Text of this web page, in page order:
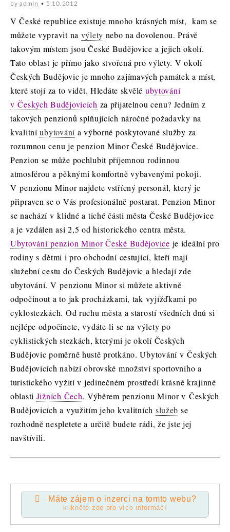
byadmin • 5.10.2012
V České republice existuje mnoho krásných míst, kam se
můžete vypravit na výlety nebo na dovolenou. Právě
takovým místem jsou České Budějovice a jejich okolí.
Tato oblast je přímo jako stvořená pro výlety. V okolí
Českých Budějovic je mnoho zajímavých památek a míst,
které stojí za to vidět. Hledáte skvělé ubytování
v Českých Budějovicích za přijatelnou cenu? Jedním z
takových penzionů splňujících náročné požadavky na
kvalitníubytovánía výborné poskytované služby za
rozumnou cenu je penzion Minor České Budějovice.
Penzion se může pochlubit příjemnou rodinnou
atmosférou a pěknými komfortně vybavenými pokoji.
V penzionu Minor najdete vstřícný personál, který je
připraven se o Vás profesionálně postarat. Penzion Minor
se nachází v klidné a tiché části města České Budějovice
a je vzdálen asi 2,5 od historického centra města.
Ubytování penzion Minor České Budějovice je ideální pro
rodiny s dětmi i pro obchodní cestující, kteří mají
služební cestu do Českých Budějovic a hledají zde
ubytování. V penzionu Minor si můžete aktivně
odpočinout a to jak procházkami, tak vyjížďkami po
cyklostezkách. Od ruchu města a starostí všedních dnů si
nejlépe odpočinete, vydáte-li se na výlety po
cyklistických stezkách, kterými je okolí Českých
Budějovic poměrně hustě protkáno. Ubytování v Českých
Budějovicích nabízí obrovské množství sportovního a
turistického vyžití v jedinečném prostředí krásné krajinné
oblasti Jižních Čech. Výběrem penzionu Minor v Českých
Budějovicích a využitím jeho kvalitních služeb se
rozhodně nespletete a určitě budete rádi, že jste jej
navštívili.
Máte zájem o inzerci na tomto webu?
klikněte zde pro více informací